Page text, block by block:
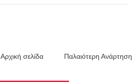
Παλαιότερη Ανάρτηση
Αρχική σελίδα